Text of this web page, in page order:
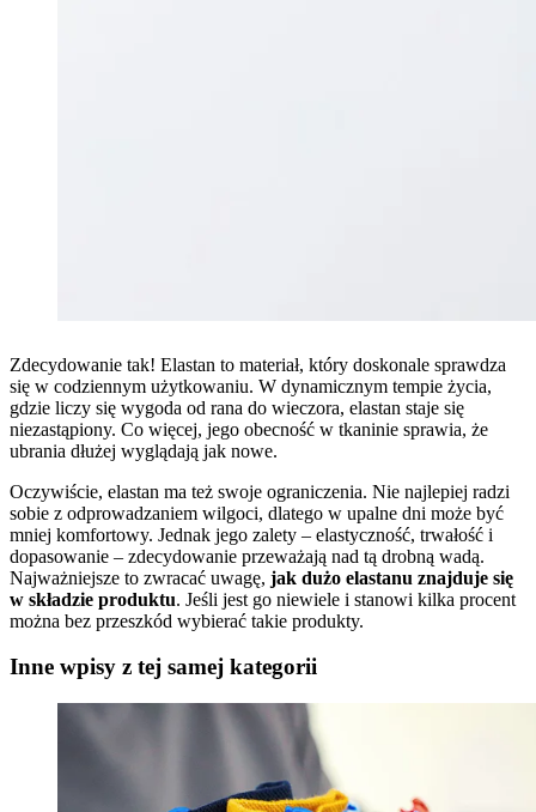
Zdecydowanie tak! Elastan to materiał, który doskonale sprawdza
się w codziennym użytkowaniu. W dynamicznym tempie życia,
gdzie liczy się wygoda od rana do wieczora, elastan staje się
niezastąpiony. Co więcej, jego obecność w tkaninie sprawia, że
ubrania dłużej wyglądają jak nowe.
Oczywiście, elastan ma też swoje ograniczenia. Nie najlepiej radzi
sobie z odprowadzaniem wilgoci, dlatego w upalne dni może być
mniej komfortowy. Jednak jego zalety – elastyczność, trwałość i
dopasowanie – zdecydowanie przeważają nad tą drobną wadą.
Najważniejsze to zwracać uwagę, jak dużo elastanu znajduje się
w składzie produktu. Jeśli jest go niewiele i stanowi kilka procent
można bez przeszkód wybierać takie produkty.
Inne wpisy z tej samej kategorii